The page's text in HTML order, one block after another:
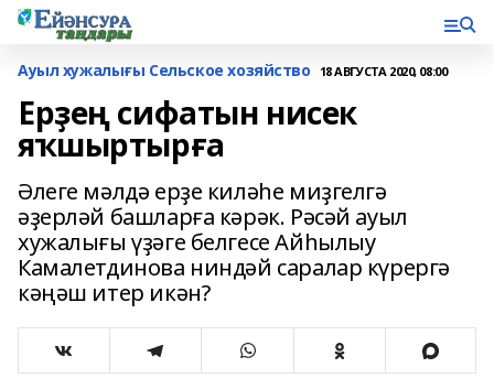
Ауыл хужалығы Сельское хозяйство 18 АВГУСТА 2020, 08:00
Ерҙең сифатын нисек
яҡшыртырға
Әлеге мәлдә ерҙе киләһе миҙгелгә
әҙерләй башларға кәрәк. Рәсәй ауыл
хужалығы үҙәге белгесе Айһылыу
Камалетдинова ниндәй саралар күрергә
кәңәш итер икән?